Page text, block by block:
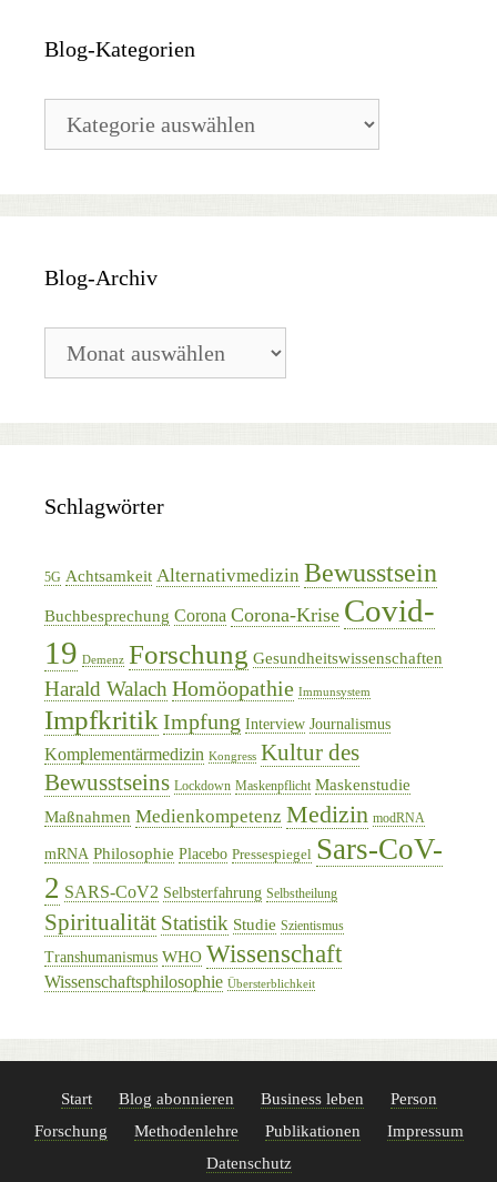
Blog-Kategorien
Kategorien
Blog-Archiv
Archiv
Schlagwörter
5G Achtsamkeit Alternativmedizin Bewusstsein
Buchbesprechung Corona Corona-Krise Covid-
19 Demenz Forschung Gesundheitswissenschaften
Harald Walach Homöopathie Immunsystem
Impfkritik Impfung Interview Journalismus
Komplementärmedizin Kongress Kultur des
Bewusstseins Lockdown Maskenpflicht Maskenstudie
Maßnahmen Medienkompetenz Medizin modRNA
mRNA Philosophie Placebo Pressespiegel Sars-CoV-
2 SARS-CoV2 Selbsterfahrung Selbstheilung
Spiritualität Statistik Studie Szientismus
Transhumanismus WHO Wissenschaft
Wissenschaftsphilosophie Übersterblichkeit
Start Blog abonnieren Business leben
Person
Forschung
Methodenlehre Publikationen
Impressum
Datenschutz